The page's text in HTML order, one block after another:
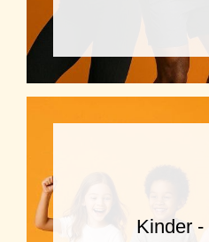
Kinder -